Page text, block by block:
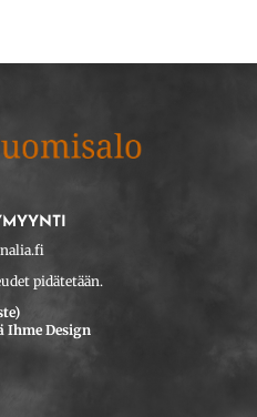
pidätetään.
Ihme Design